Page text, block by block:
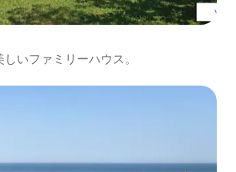
いファミリーハウス。